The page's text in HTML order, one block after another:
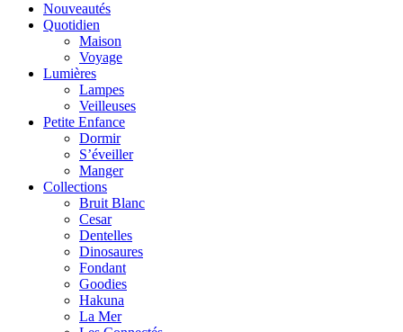
Nouveautés
Quotidien
Maison
Voyage
Lumières
Lampes
Veilleuses
Petite Enfance
Dormir
S’éveiller
Manger
Collections
Bruit Blanc
Cesar
Dentelles
Dinosaures
Fondant
Goodies
Hakuna
La Mer